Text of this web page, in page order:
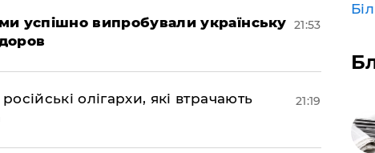
успішно випробували українську 21:53
олігархи, які втрачають
21:19